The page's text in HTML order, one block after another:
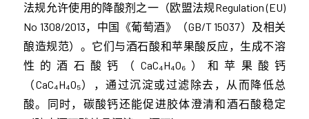
法规允许使用的降酸剂之一（欧盟法规Regulation (EU)
No 1308/2013，中国《葡萄酒》（GB/T 15037）及相关
酿造规范）。它们与酒石酸和苹果酸反应，生成不溶
性的酒石酸钙（CaC₄H₄O₆）和苹果酸钙
（CaC₄H₄O₅），通过沉淀或过滤除去，从而降低总
酸。同时，碳酸钙还能促进胶体澄清和酒石酸稳定